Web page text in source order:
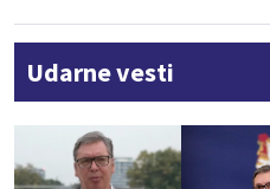
Udarne vesti